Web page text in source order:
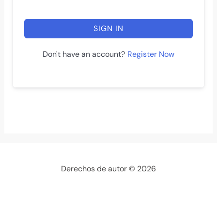
SIGN IN
Don't have an account? Register Now
Derechos de autor © 2026